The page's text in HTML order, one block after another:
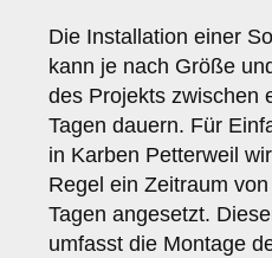
Die Installation einer
kann je nach Größe
des Projekts zwischen
Tagen dauern. Für
in Karben Petterweil
Regel ein Zeitraum
Tagen angesetzt.
umfasst die Montage